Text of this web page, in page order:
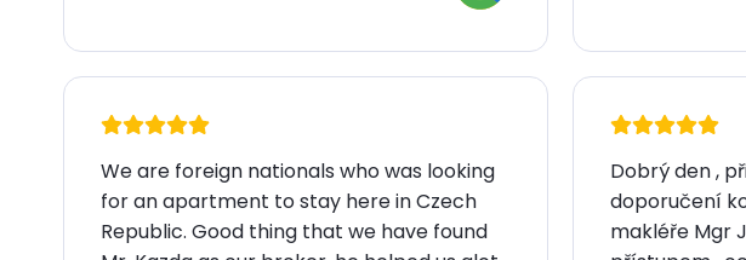
We are foreign nationals who was looking
for an apartment to stay here in Czech
Republic. Good thing that we have found
Dobrý den ,
doporučení
makléře Mgr